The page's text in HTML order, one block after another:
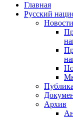
Главная
Русский
Новости
Архив